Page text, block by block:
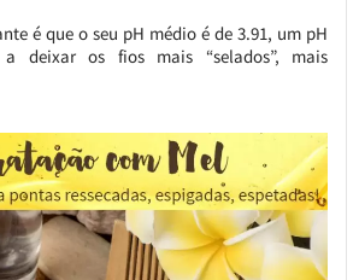
é que o seu pH médio é de 3.91, um pH
deixar os fios mais “selados”, mais